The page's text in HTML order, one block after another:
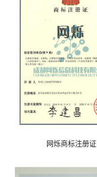
网烁商标注册证